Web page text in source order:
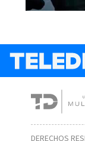
DERECHOS